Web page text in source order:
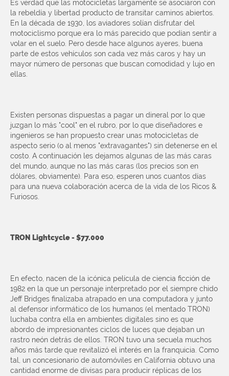
Es verdad que las motocicletas largamente se asociaron con
la rebeldía y libertad producto de transitar caminos abiertos.
En la década de 1930, los aviadores solían disfrutar del
motociclismo porque era lo más parecido que podían sentir a
volar en el suelo. Pero desde hace algunos ayeres, buena
parte de estos vehículos son cada vez más caros y hay un
mayor número de personas que buscan comodidad y lujo en
ellas.
Existen personas dispuestas a pagar un dineral por lo que
juzgan lo más "cool" en el rubro, por lo que diseñadores e
ingenieros se han propuesto crear unas motocicletas de
aspecto serio (o al menos "extravagantes") sin detenerse en el
costo. A continuación les dejamos algunas de las más caras
del mundo, aunque no las más caras (los precios son en
dólares, obviamente). Para eso, esperen unos cuantos días
para una nueva colaboración acerca de la vida de los Ricos &
Furiosos.
TRON Lightcycle - $77.000
En efecto, nacen de la icónica película de ciencia ficción de
1982 en la que un personaje interpretado por el siempre chido
Jeff Bridges finalizaba atrapado en una computadora y junto
al defensor informático de los humanos (el mentado TRON)
luchaba contra ella en ambientes digitales sino es que
abordo de impresionantes ciclos de luces que dejaban un
rastro neón detrás de ellos. TRON tuvo una secuela muchos
años más tarde que revitalizó el interés en la franquicia. Como
tal, un concesionario de automóviles en California obtuvo una
cantidad enorme de divisas para producir réplicas de los